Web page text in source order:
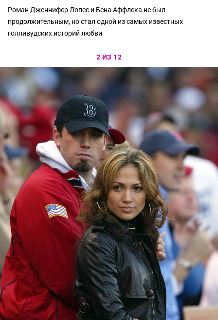
Роман Дженнифер Лопес и Бена Аффлека не был
продолжительным, но стал одной из самых известных
голливудских историй любви
2 ИЗ 12